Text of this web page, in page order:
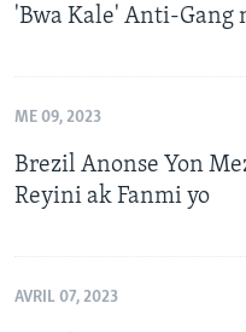
'Bwa Kale' Anti-Gang
ME 09, 2023
Brezil Anonse Yon
Reyini ak Fanmi yo
AVRIL 07, 2023